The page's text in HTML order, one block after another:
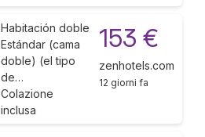
Habitación doble
Estándar (cama
doble) (el tipo
de…
Colazione
inclusa
153 €
zenhotels.com
12 giorni fa